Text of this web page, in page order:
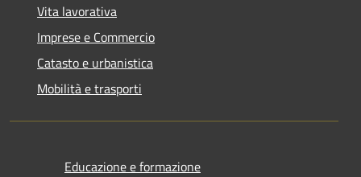
Vita lavorativa
Imprese e Commercio
Catasto e urbanistica
Mobilità e trasporti
Educazione e formazione